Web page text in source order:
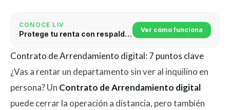
Contrato de Arrendamiento digital: 7 puntos clave
¿Vas a rentar un departamento sin ver al inquilino en
persona? Un Contrato de Arrendamiento digital
puede cerrar la operación a distancia, pero también
CONOCE LIV
Protege tu renta con respaldo jurídico Ver cómo funciona